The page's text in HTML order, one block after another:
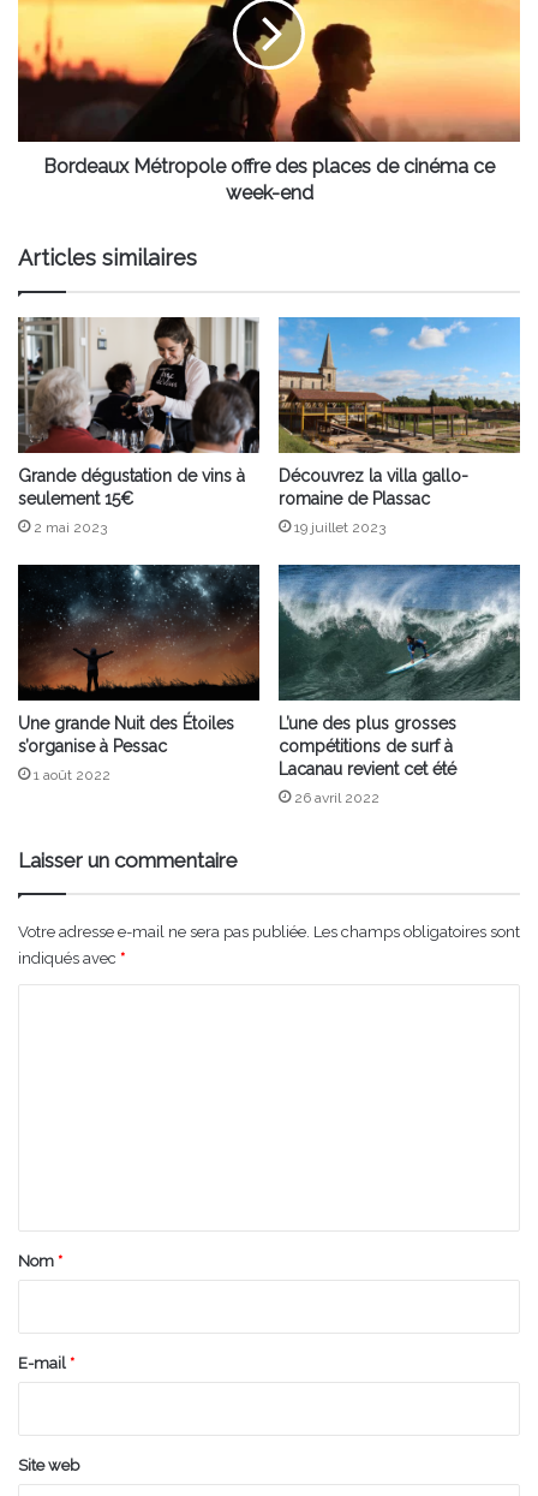
places
de
week-
Bordeaux Métropole offre des places de cinéma ce
week-end
Articles similaires
Grande dégustation de vins à
seulement 15€
2 mai 2023
Découvrez la villa gallo-
romaine de Plassac
19 juillet 2023
Une grande Nuit des Étoiles
s’organise à Pessac
1 août 2022
L’une des plus grosses
compétitions de surf à
Lacanau revient cet été
26 avril 2022
Laisser un commentaire
Votre adresse e-mail ne sera pas publiée. Les champs obligatoires sont
indiqués avec *
a
e
Nom *
E-mail *
Site web